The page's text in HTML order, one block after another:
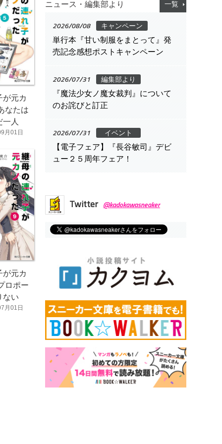
が元カ
なたは
人
月01日
が元カ
ロポー
ない
月01日
ニュース・編集部より 一覧
2026/08/08 キャンペーン
単行本『甘い制服をまとって』発
売記念感想ポストキャンペーン
2026/07/31 編集部より
『魔法少女ノ魔女裁判』について
のお詫びと訂正
2026/07/31 イベント
【電子フェア】『長谷敏司』デビ
ュー２５周年フェア！
Twitter @kadokawasneaker